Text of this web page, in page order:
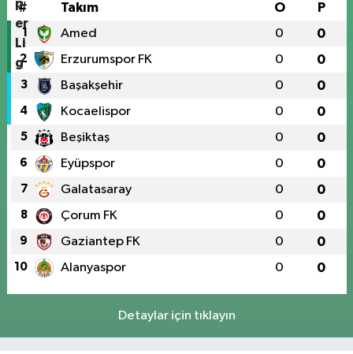
# Takım O P
1 Amed 0 0
2 Erzurumspor FK 0 0
3 Başakşehir 0 0
4 Kocaelispor 0 0
5 Beşiktaş 0 0
6 Eyüpspor 0 0
7 Galatasaray 0 0
8 Çorum FK 0 0
9 Gaziantep FK 0 0
10 Alanyaspor 0 0
Detaylar için tıklayın